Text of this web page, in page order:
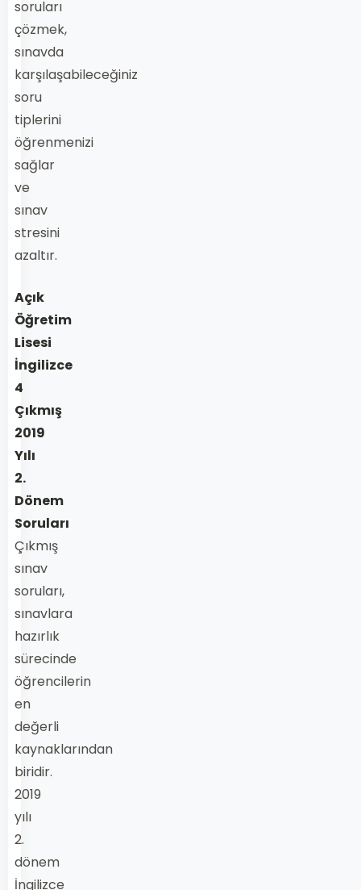
soruları
çözmek,
sınavda
karşılaşabileceğiniz
soru
tiplerini
öğrenmenizi
sağlar
ve
sınav
stresini
azaltır.
Açık
Öğretim
Lisesi
İngilizce
4
Çıkmış
2019
Yılı
2.
Dönem
Soruları
Çıkmış
sınav
soruları,
sınavlara
hazırlık
sürecinde
öğrencilerin
en
değerli
kaynaklarından
biridir.
2019
yılı
2.
dönem
İngilizce